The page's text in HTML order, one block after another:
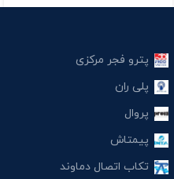
پترو فجر مرکزی
پلی ران
پروال
پیمتاش
تکاب اتصال دماوند